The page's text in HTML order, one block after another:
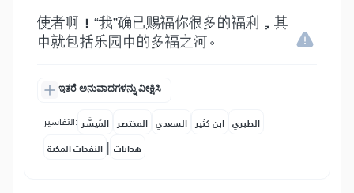
使者啊！“我”确已赐福你很多的福利，其
中就包括乐园中的多福之河。
ಇತರೆ ಅನುವಾದಗಳನ್ನು ವೀಕ್ಷಿಸಿ
التفاسير: المُيسَّر المختصر السعدي ابن كثير الطبري
النفحات المكية | هدايات